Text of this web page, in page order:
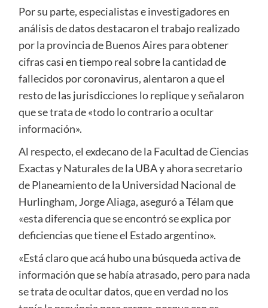
Por su parte, especialistas e investigadores en
análisis de datos destacaron el trabajo realizado
por la provincia de Buenos Aires para obtener
cifras casi en tiempo real sobre la cantidad de
fallecidos por coronavirus, alentaron a que el
resto de las jurisdicciones lo replique y señalaron
que se trata de «todo lo contrario a ocultar
información».
Al respecto, el exdecano de la Facultad de Ciencias
Exactas y Naturales de la UBA y ahora secretario
de Planeamiento de la Universidad Nacional de
Hurlingham, Jorge Aliaga, aseguró a Télam que
«esta diferencia que se encontró se explica por
deficiencias que tiene el Estado argentino».
«Está claro que acá hubo una búsqueda activa de
información que se había atrasado, pero para nada
se trata de ocultar datos, que en verdad no los